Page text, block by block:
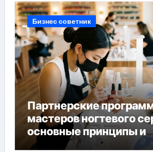
Бизнес советник
Партнерские
мастеров ногтевого
основные принципы и
форматы участия